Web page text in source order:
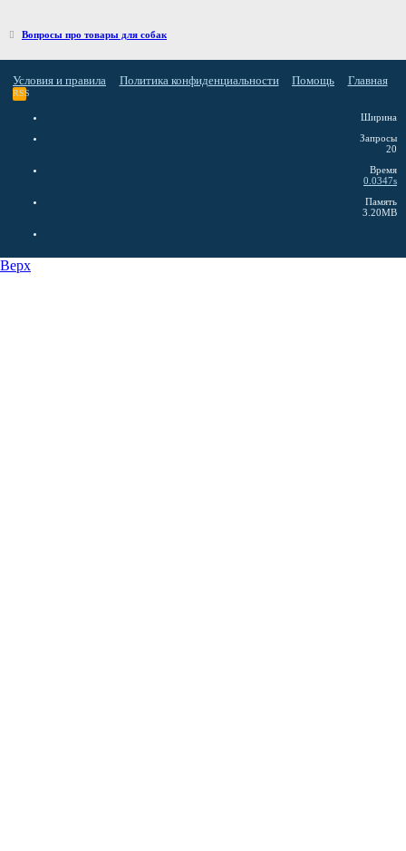
Вопросы про товары для собак
Условия и правила Политика конфиденциальности Помощь Главная
RSS
Ширина
Запросы
20
Время
0.0347s
Память
3.20MB
Верх